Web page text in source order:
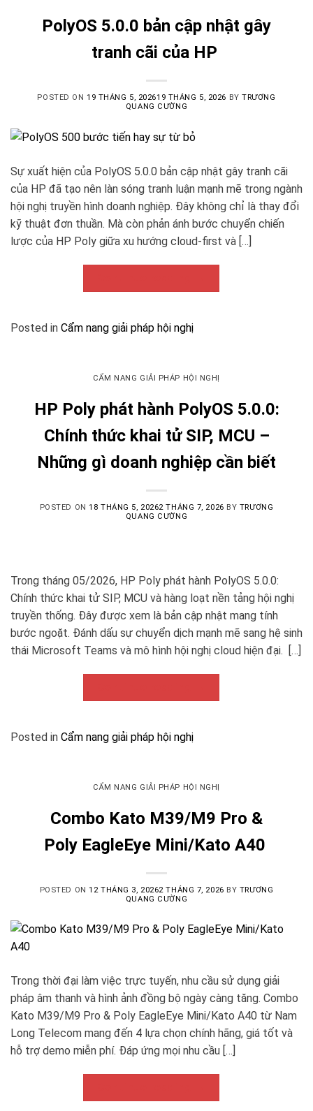
PolyOS 5.0.0 bản cập nhật gây
tranh cãi của HP
POSTED ON19 THÁNG 5, 202619 THÁNG 5, 2026 BYTRƯƠNG
QUANG CƯỜNG
Sự xuất hiện của PolyOS 5.0.0 bản cập nhật gây tranh cãi
của HP đã tạo nên làn sóng tranh luận mạnh mẽ trong ngành
hội nghị truyền hình doanh nghiệp. Đây không chỉ là thay đổi
kỹ thuật đơn thuần. Mà còn phản ánh bước chuyển chiến
lược của HP Poly giữa xu hướng cloud-first và […]
Posted in Cẩm nang giải pháp hội nghị
CẨM NANG GIẢI PHÁP HỘI NGHỊ
HP Poly phát hành PolyOS 5.0.0:
Chính thức khai tử SIP, MCU –
Những gì doanh nghiệp cần biết
POSTED ON18 THÁNG 5, 20262 THÁNG 7, 2026 BY TRƯƠNG
QUANG CƯỜNG
Trong tháng 05/2026, HP Poly phát hành PolyOS 5.0.0:
Chính thức khai tử SIP, MCU và hàng loạt nền tảng hội nghị
truyền thống. Đây được xem là bản cập nhật mang tính
bước ngoặt. Đánh dấu sự chuyển dịch mạnh mẽ sang hệ sinh
thái Microsoft Teams và mô hình hội nghị cloud hiện đại. […]
Posted in Cẩm nang giải pháp hội nghị
CẨM NANG GIẢI PHÁP HỘI NGHỊ
Combo Kato M39/M9 Pro &
Poly EagleEye Mini/Kato A40
POSTED ON12 THÁNG 3, 20262 THÁNG 7, 2026 BY TRƯƠNG
QUANG CƯỜNG
Trong thời đại làm việc trực tuyến, nhu cầu sử dụng giải
pháp âm thanh và hình ảnh đồng bộ ngày càng tăng. Combo
Kato M39/M9 Pro & Poly EagleEye Mini/Kato A40 từ Nam
Long Telecom mang đến 4 lựa chọn chính hãng, giá tốt và
hỗ trợ demo miễn phí. Đáp ứng mọi nhu cầu […]